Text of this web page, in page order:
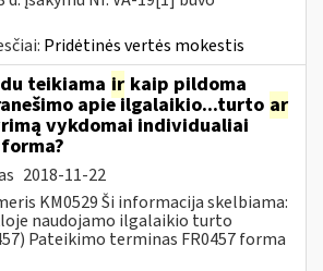
Pridėtinės vertės mokestis
teikiama ir kaip pildoma
apie ilgalaikio...turto ar
vykdomai individualiai
2018-11-22
KM0529 Ši informacija skelbiama:
naudojamo ilgalaikio turto
Pateikimo terminas FR0457 forma